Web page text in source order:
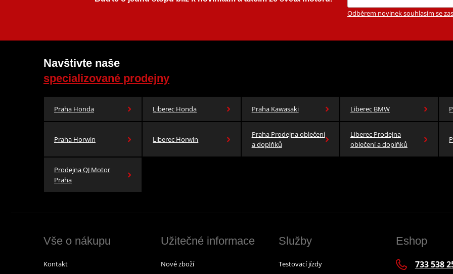
Odběrem novinek souhlasím se
Navštivte naše
specializované prodejny
Praha Honda Liberec Honda Praha Kawasaki Liberec BMW
Praha Horwin Liberec Horwin
Praha Prodejna oblečení
a doplňků
Liberec Prodejna
oblečení a doplňků
Prodejna QJ Motor
Praha
Vše o nákupu
Kontakt
Užitečné informace
Nové zboží
Služby
Testovací jízdy
Eshop
733 538